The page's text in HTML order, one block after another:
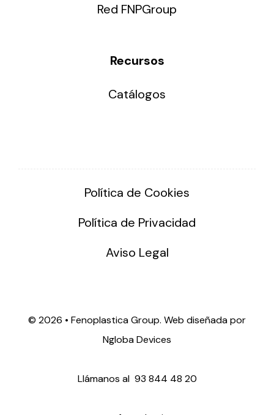
Red FNPGroup
Recursos
Catálogos
Política de Cookies
Política de Privacidad
Aviso Legal
© 2026 • Fenoplastica Group. Web diseñada por
Ngloba Devices
Llámanos al 93 844 48 20